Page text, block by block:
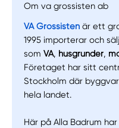
Välj
Om va grossisten ab
VA Grossistenär ett
1995 importerar och
somVA, husgrunder,
Företaget har sitt
Stockholm där
hela landet.
Här på Alla Badrum